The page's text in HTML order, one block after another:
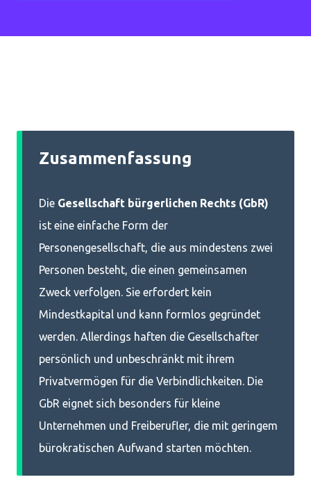
Zusammenfassung
Die Gesellschaft bürgerlichen Rechts (GbR)
ist eine einfache Form der
Personengesellschaft, die aus mindestens zwei
Personen besteht, die einen gemeinsamen
Zweck verfolgen. Sie erfordert kein
Mindestkapital und kann formlos gegründet
werden. Allerdings haften die Gesellschafter
persönlich und unbeschränkt mit ihrem
Privatvermögen für die Verbindlichkeiten. Die
GbR eignet sich besonders für kleine
Unternehmen und Freiberufler, die mit geringem
bürokratischen Aufwand starten möchten.